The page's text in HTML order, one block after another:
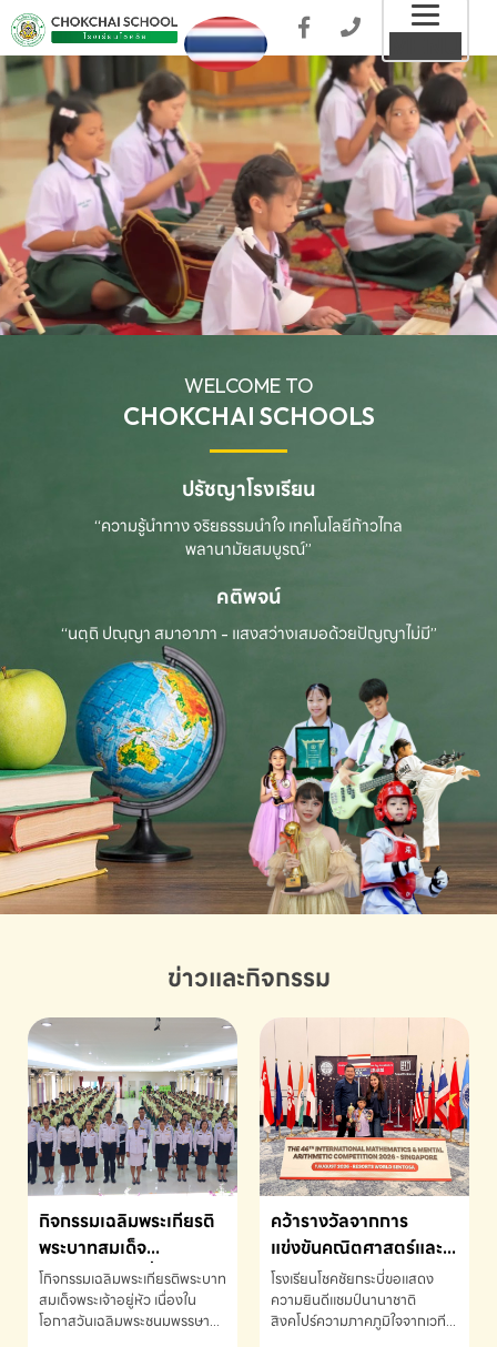
WELCOME TO
CHOKCHAI SCHOOLS
ปรัชญาโรงเรียน
“ความรู้นำทาง จริยธรรมนำใจ เทคโนโลยีก้าวไกล
พลานามัยสมบูรณ์”
คติพจน์
“นตฺถิ ปณฺญา สมาอาภา - แสงสว่างเสมอด้วยปัญญาไม่มี”
ข่าวและกิจกรรม
กิจกรรมเฉลิมพระเกียรติ
พระบาทสมเด็จ
พระเจ้าอยู่หัว เนื่องใน
โอกาสวันเฉลิม
พระชนมพรรษา
โกิจกรรมเฉลิมพระเกียรติพระบาท
สมเด็จพระเจ้าอยู่หัว เนื่องใน
โอกาสวันเฉลิมพระชนมพรรษา
คว้ารางวัลจากการ
แข่งขันคณิตศาสตร์และ
คณิตคิดเร็วนานาชาติ
ครั้งที่ 46 ประจำปี 2569
ณ ประเทศสิงคโปร์
โรงเรียนโชคชัยกระบี่ขอแสดง
ความยินดีแชมป์นานาชาติ
สิงคโปร์ความภาคภูมิใจจากเวที